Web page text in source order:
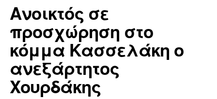
Ανοικτός σε
προσχώρηση στο
κόμμα Κασσελάκη ο
ανεξάρτητος
Χουρδάκης